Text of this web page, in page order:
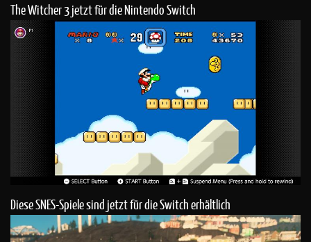
The Witcher 3 jetzt für die Nintendo Switch
Diese SNES-Spiele sind jetzt für die Switch erhältlich